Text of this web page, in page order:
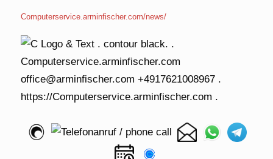
Computerservice.arminfischer.com/news/